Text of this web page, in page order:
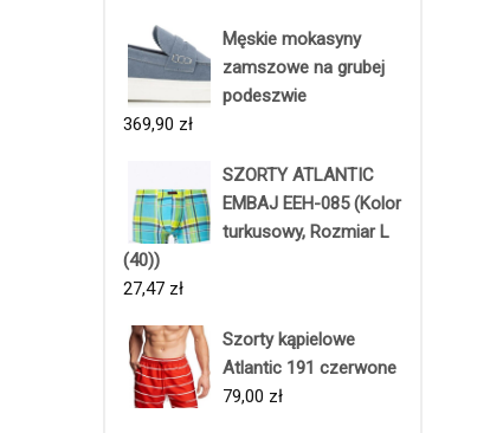
Męskie mokasyny
zamszowe na grubej
podeszwie
369,90 zł
SZORTY ATLANTIC
EMBAJ EEH-085 (Kolor
turkusowy, Rozmiar L
(40))
27,47 zł
Szorty kąpielowe
Atlantic 191 czerwone
79,00 zł